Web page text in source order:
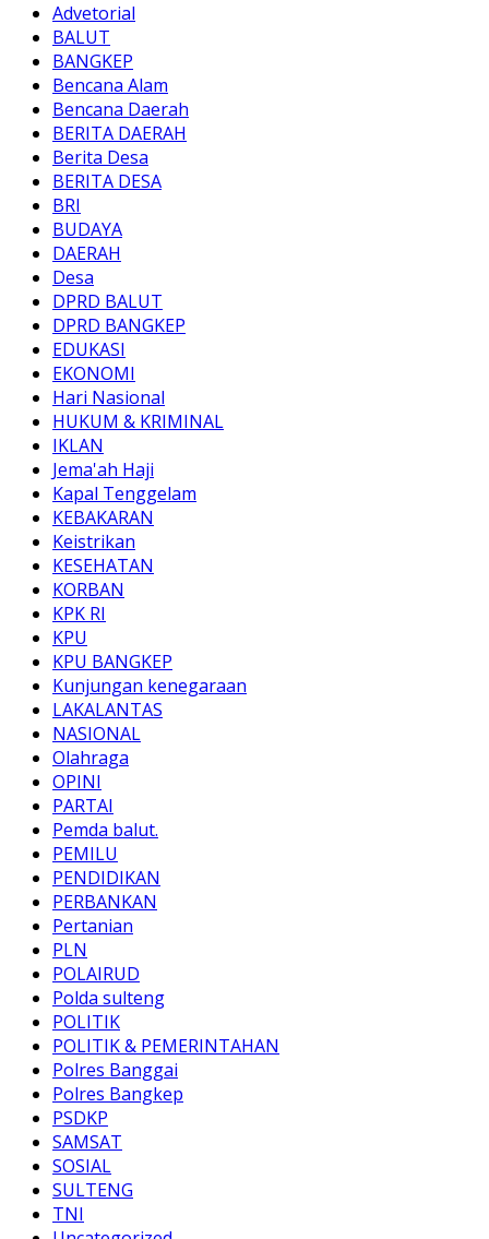
Advetorial
BALUT
BANGKEP
Bencana Alam
Bencana Daerah
BERITA DAERAH
Berita Desa
BERITA DESA
BRI
BUDAYA
DAERAH
Desa
DPRD BALUT
DPRD BANGKEP
EDUKASI
EKONOMI
Hari Nasional
HUKUM & KRIMINAL
IKLAN
Jema'ah Haji
Kapal Tenggelam
KEBAKARAN
Keistrikan
KESEHATAN
KORBAN
KPK RI
KPU
KPU BANGKEP
Kunjungan kenegaraan
LAKALANTAS
NASIONAL
Olahraga
OPINI
PARTAI
Pemda balut.
PEMILU
PENDIDIKAN
PERBANKAN
Pertanian
PLN
POLAIRUD
Polda sulteng
POLITIK
POLITIK & PEMERINTAHAN
Polres Banggai
Polres Bangkep
PSDKP
SAMSAT
SOSIAL
SULTENG
TNI